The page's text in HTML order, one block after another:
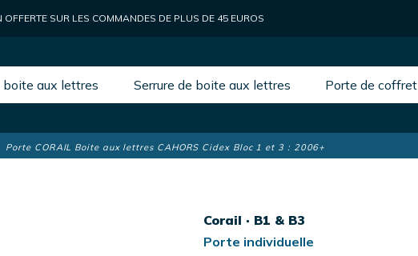
OFFERTE SUR LES COMMANDES DE PLUS DE 45 EUROS
aux lettres Serrure de boite aux lettres Porte de coffret
Porte CORAIL Boite aux lettres CAHORS Cidex Bloc 1 et 3 : 2006+
Corail · B1 & B3
Porte individuelle